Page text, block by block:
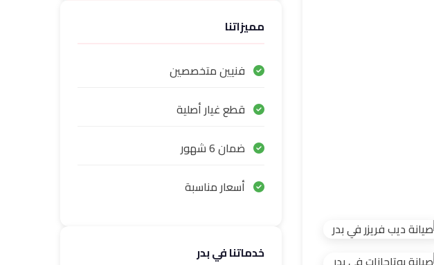
مميزاتنا
فنيين متخصصين
قطع غيار أصلية
ضمان 6 شهور
أسعار مناسبة
خدماتنا في بدر